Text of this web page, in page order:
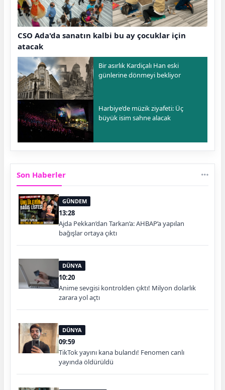
CSO Ada'da sanatın kalbi bu ay çocuklar için
atacak
Bir asırlık Kardiçalı Han eski
günlerine dönmeyi bekliyor
Harbiye’de müzik ziyafeti: Üç
büyük isim sahne alacak
Son Haberler
GÜNDEM
13:28
Ajda Pekkan’dan Tarkan’a: AHBAP’a yapılan
bağışlar ortaya çıktı
DÜNYA
10:20
Anime sevgisi kontrolden çıktı! Milyon dolarlık
zarara yol açtı
DÜNYA
09:59
TikTok yayını kana bulandı! Fenomen canlı
yayında öldürüldü